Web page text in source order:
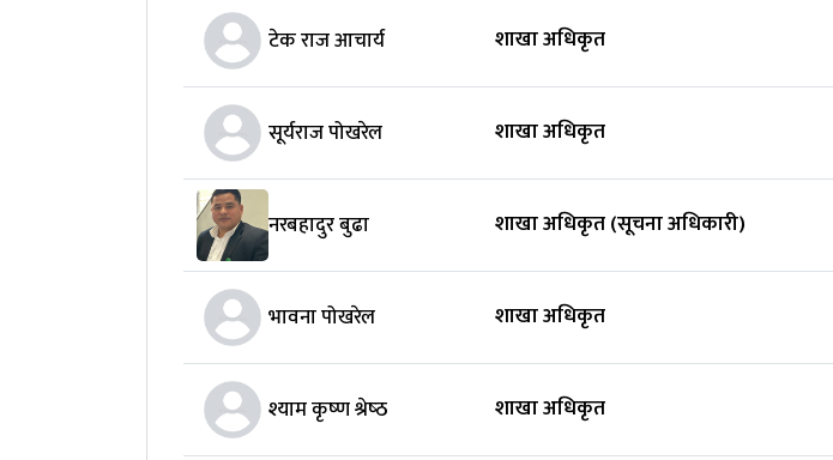
टेक राज आचार्य शाखा अधिकृत
सूर्यराज पोखरेल शाखा अधिकृत
नरबहादुर बुढा शाखा अधिकृत (सूचना अधिकारी)
भावना पोखरेल शाखा अधिकृत
श्याम कृष्‍ण श्रेष्‍ठ शाखा अधिकृत